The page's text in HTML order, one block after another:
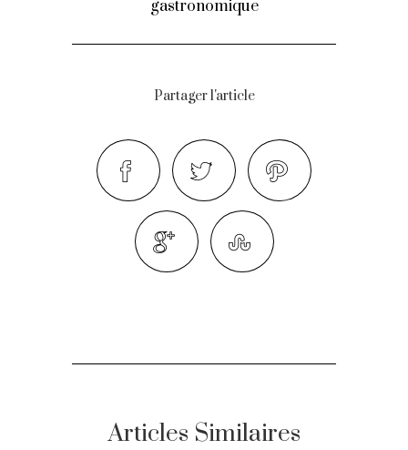
gastronomique
Partager l'article
Articles Similaires